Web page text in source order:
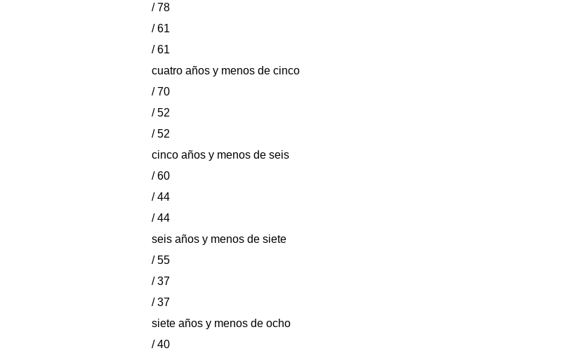
/ 78
/ 61
/ 61
cuatro años y menos de cinco
/ 70
/ 52
/ 52
cinco años y menos de seis
/ 60
/ 44
/ 44
seis años y menos de siete
/ 55
/ 37
/ 37
siete años y menos de ocho
/ 40